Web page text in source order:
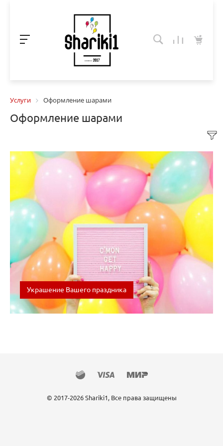
Услуги Оформление шарами
Оформление шарами
Украшение Вашего праздника
Оформление Вашего праздника шарами, организация
© 2017-2026 Shariki1, Все права защищены